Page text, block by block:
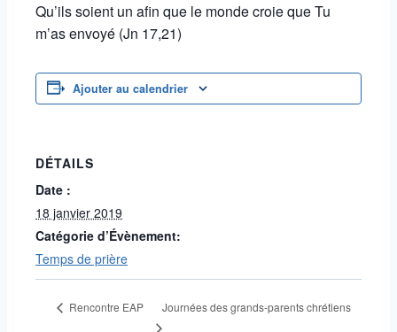
Qu’ils soient un afin que le monde croie que Tu
m’as envoyé (Jn 17,21)
Ajouter au calendrier
DÉTAILS
Date :
18 janvier 2019
Catégorie d’Évènement:
Temps de prière
Rencontre EAP Journées des grands-parents chrétiens